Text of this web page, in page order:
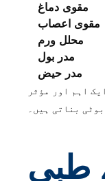
مقوی دماغ
مقوی اعصاب
محلل ورم
مدر بول
مدر حیض
اہم اور مؤثر
بناتی ہیں۔
طبی